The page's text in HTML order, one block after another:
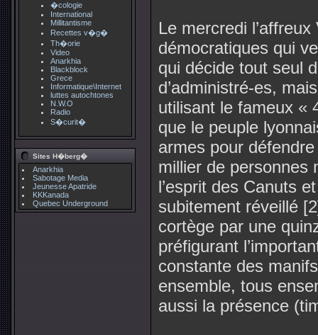
�cologie
International
Millitantisme
Recettes v�g�
Th�orie
Video
Anarkhia
Blackblock
Grece
Informatique\Internet
luttes autochtones
N.W.O
Radio
S�curit�
Sites H�berg�
Anarkhia
Sabotage Media
Jeunesse Apatride
KKKanada
Quebec Underground
Le mercredi
démocratiques qui
qui décide tout seul
d’administré-es,
utilisant le fameux «
que le peuple
armes pour
millier de personnes
l’esprit des Canuts
subitement réveillé
cortège par une
préfigurant
constante des
ensemble, tous
aussi la présence